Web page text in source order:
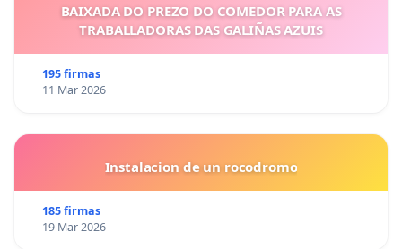
BAIXADA DO PREZO DO COMEDOR PARA AS
TRABALLADORAS DAS GALIÑAS AZUIS
195 firmas
11 Mar 2026
Instalacion de un rocodromo
185 firmas
19 Mar 2026